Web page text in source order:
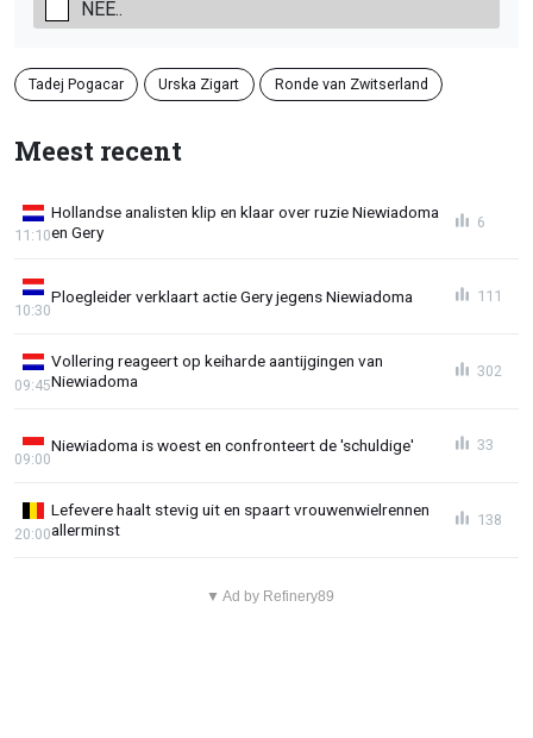
NEE..
Tadej Pogacar Urska Zigart Ronde van Zwitserland
Meest recent
Hollandse analisten klip en klaar over ruzie Niewiadoma
en Gery
11:10
6
Ploegleider verklaart actie Gery jegens Niewiadoma
10:30
111
Vollering reageert op keiharde aantijgingen van
Niewiadoma
09:45
302
Niewiadoma is woest en confronteert de 'schuldige'
09:00
33
Lefevere haalt stevig uit en spaart vrouwenwielrennen
allerminst
20:00
138
▼ Ad by Refinery89